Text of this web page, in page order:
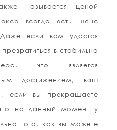
называется ценой
всегда есть шанс
Даже если вам удастся
в стабильно
что является
достижением, ваш
если вы прекращаете
на данный момент у
того, как вы можете